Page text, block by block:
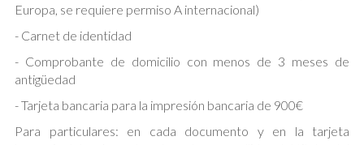
Europa, se requiere permiso A internacional)
- Carnet de identidad
- Comprobante de domicilio con menos de 3 meses de
antigüedad
- Tarjeta bancaria para la impresión bancaria de 900€
Para particulares: en cada documento y en la tarjeta